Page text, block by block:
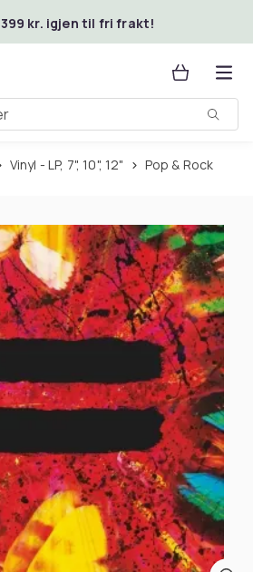
399 kr. igjen til fri frakt!
Vinyl - LP, 7", 10", 12" Pop & Rock